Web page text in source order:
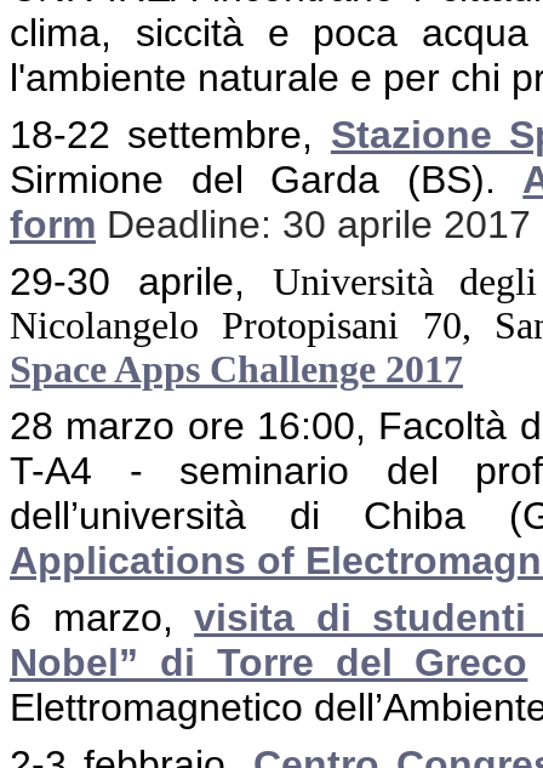
clima, siccità e poca
l'ambiente naturale e per chi
18-22 settembre, Stazione
Sirmione del Garda (BS).
form Deadline: 30 aprile 2017
29-30 aprile, Università
Nicolangelo Protopisani 70,
Space Apps Challenge 2017
28 marzo ore 16:00, Facoltà
T-A4 - seminario del
dell’università di Chiba
Applications of
6 marzo,visita di studenti
Nobel” di Torre del Greco
Elettromagnetico